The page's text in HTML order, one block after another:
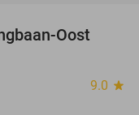
42%
Oost
9.0 star